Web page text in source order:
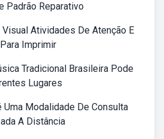
Padrão Reparativo
Atividades De Atenção E
Imprimir
Tradicional Brasileira Pode
Lugares
Uma Modalidade De Consulta
A Distância